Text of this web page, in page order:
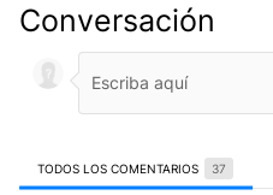
Conversación
TODOS LOS COMENTARIOS 37